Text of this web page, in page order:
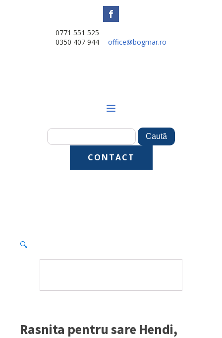
0771 551 525
0350 407 944
office@bogmar.ro
CONTACT
🔍
Rasnita pentru sare Hendi,